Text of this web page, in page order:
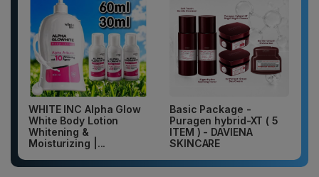
WHITE INC Alpha Glow
White Body Lotion
Whitening &
Moisturizing |...
Basic Package -
Puragen hybrid-XT ( 5
ITEM ) - DAVIENA
SKINCARE